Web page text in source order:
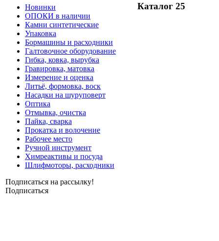
Новинки
ОПОКИ в наличии
Камни синтетические
Упаковка
Бормашины и расходники
Галтовочное оборудование
Гибка, ковка, вырубка
Гравировка, матовка
Измерение и оценка
Литьё, формовка, воск
Насадки на шуруповерт
Оптика
Отмывка, очистка
Пайка, сварка
Прокатка и волочение
Рабочее место
Ручной инструмент
Химреактивы и посуда
Шлифмоторы, расходники
Подписаться на рассылку!
Подписаться
Каталог 25